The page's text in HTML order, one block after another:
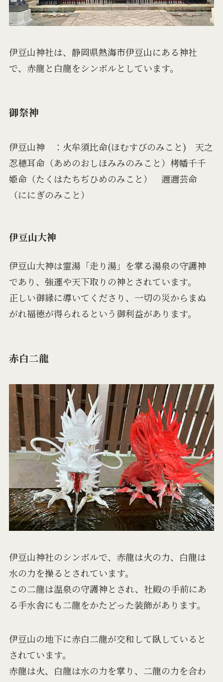
伊豆山神社は、静岡県熱海市伊豆山にある神社
で、赤龍と白龍をシンボルとしています。
御祭神
伊豆山神 ：火牟須比命(ほむすびのみこと) 天之
忍穂耳命（あめのおしほみみのみこと）栲幡千千
姫命（たくはたちぢひめのみこと） 邇邇芸命
（ににぎのみこと）
伊豆山大神
伊豆山大神は霊湯「走り湯」を掌る湯泉の守護神
であり、強運や天下取りの神とされています。
正しい御縁に導いてくださり、一切の災からまぬ
がれ福徳が得られるという御利益があります。
赤白二龍
伊豆山神社のシンボルで、赤龍は火の力、白龍は
水の力を操るとされています。
この二龍は温泉の守護神とされ、社殿の手前にあ
る手水舎にも二龍をかたどった装飾があります。
伊豆山の地下に赤白二龍が交和して臥していると
されています。
赤龍は火、白龍は水の力を掌り、二龍の力を合わ